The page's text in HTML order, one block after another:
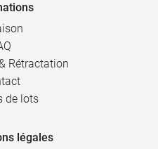
Rétractation
de lots
légales